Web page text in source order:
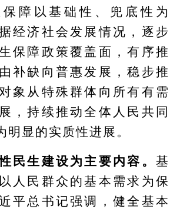
障以基础性、兜底性为
经济社会发展情况，逐步
保障政策覆盖面，有序推
补缺向普惠发展，稳步推
象从特殊群体向所有有需
，持续推动全体人民共同
明显的实质性进展。
民生建设为主要内容。基
人民群众的基本需求为保
平总书记强调，健全基本